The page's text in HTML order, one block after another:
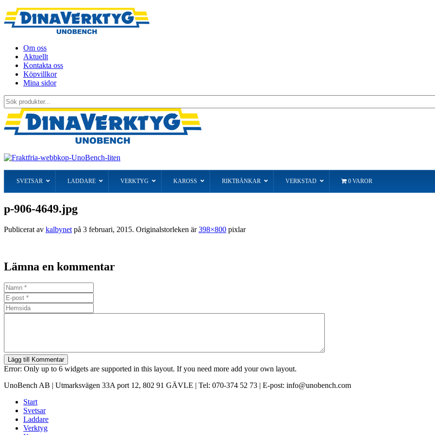
Om oss
Aktuellt
Kontakta oss
Köpvillkor
Mina sidor
Sök
produkter...
SVETSAR LADDARE VERKTYG KAROSS RIKTBÄNKAR VERKSTAD 0 VAROR
p-906-4649.jpg
Publicerat av kalbynet på 3 februari, 2015. Originalstorleken är398×800 pixlar
Lämna en kommentar
Lägg till Kommentar
Error: Only up to 6 widgets are supported in this layout. If you need more add your own layout.
UnoBench AB | Utmarksvägen 33A port 12, 802 91 GÄVLE | Tel: 070-374 52 73 | E-post: info@unobench.com
Start
Svetsar
Laddare
Verktyg